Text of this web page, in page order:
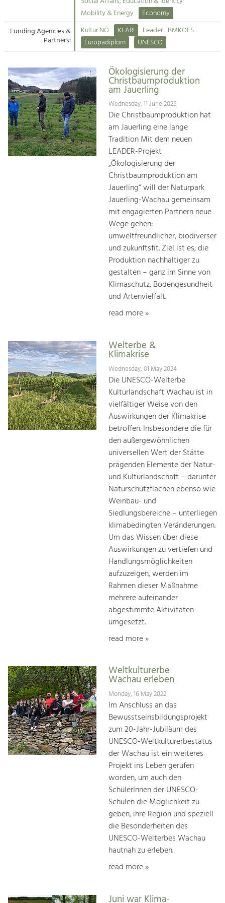
Suche
Impressum
Kontakt
Tourism
Offer Development and Positioning
Art & Culture
Crafts, Science and Research.
Social Affairs, Education
& Identity
Equality, Youth and Integration.
Climate Change, Public Transport and
Increase in Regional Value Added.
Mobility & Energy
Economy
Funding Agencies &
Partners:
Kultur NÖ KLAR! Leader BMKOES
Europadiplom
UNESCO
Ökologisierung der
Christbaumproduktion
am Jauerling
Wednesday, 11 June 2025
Die Christbaumproduktion hat
am Jauerling eine lange
Tradition Mit dem neuen
LEADER-Projekt
„Ökologisierung der
Christbaumproduktion am
Jauerling“ will der Naturpark
Jauerling-Wachau gemeinsam
mit engagierten Partnern neue
Wege gehen:
umweltfreundlicher, biodiverser
und zukunftsfit. Ziel ist es, die
Produktion nachhaltiger zu
gestalten – ganz im Sinne von
Klimaschutz, Bodengesundheit
und Artenvielfalt.
read more »
Welterbe &
Klimakrise
Wednesday, 01 May 2024
Die UNESCO-Welterbe
Kulturlandschaft Wachau ist in
vielfältiger Weise von den
Auswirkungen der Klimakrise
betroffen. Insbesondere die für
den außergewöhnlichen
universellen Wert der Stätte
prägenden Elemente der Natur-
und Kulturlandschaft – darunter
Naturschutzflächen ebenso wie
Weinbau- und
Siedlungsbereiche – unterliegen
klimabedingten Veränderungen.
Um das Wissen über diese
Auswirkungen zu vertiefen und
Handlungsmöglichkeiten
aufzuzeigen, werden im
Rahmen dieser Maßnahme
mehrere aufeinander
abgestimmte Aktivitäten
umgesetzt.
read more »
Weltkulturerbe
Wachau erleben
Monday, 16 May 2022
Im Anschluss an das
Bewusstseinsbildungsprojekt
zum 20-Jahr-Jubiläum des
UNESCO-Weltkulturerbestatus
der Wachau ist ein weiteres
Projekt ins Leben gerufen
worden, um auch den
SchülerInnen der UNESCO-
Schulen die Möglichkeit zu
geben, ihre Region und speziell
die Besonderheiten des
UNESCO-Welterbes Wachau
hautnah zu erleben.
read more »
Juni war Klima-